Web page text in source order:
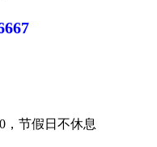
，节假日不休息